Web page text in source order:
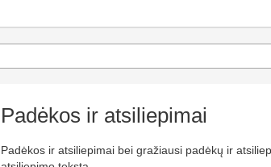
Padėkos ir atsiliepimai
Padėkos ir atsiliepimai bei gražiausi padėkų ir